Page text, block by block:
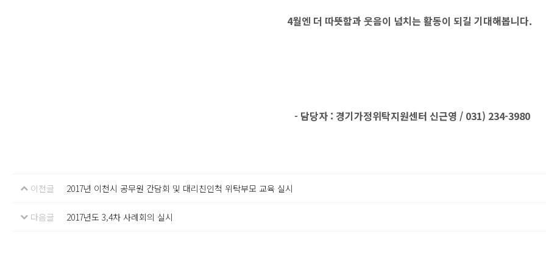
4월엔 더 따뜻함과 웃음이 넘치는 활동이 되길 기대해봅니다.
- 담당자 : 경기가정위탁지원센터 신근영 / 031) 234-3980
이전글 2017년 이천시 공무원 간담회 및 대리친인척 위탁부모 교육 실시
다음글 2017년도 3,4차 사례회의 실시